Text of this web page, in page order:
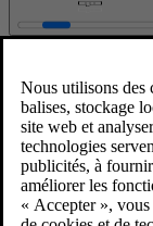
/Images
XC90
9/3/2024